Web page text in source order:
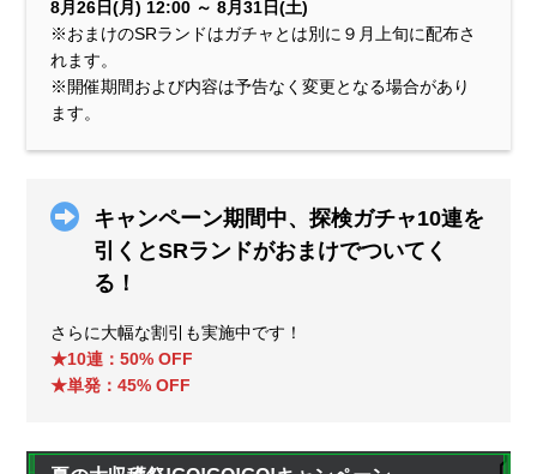
8月26日(月) 12:00 ～ 8月31日(土)
※おまけのSRランドはガチャとは別に９月上旬に配布さ
れます。
※開催期間および内容は予告なく変更となる場合があり
ます。
キャンペーン期間中、探検ガチャ10連を
引くとSRランドがおまけでついてく
る！
さらに大幅な割引も実施中です！
★10連：50% OFF
★単発：45% OFF